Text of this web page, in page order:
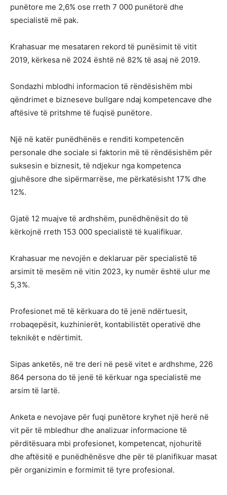
punëtore me 2,6% ose rreth 7 000 punëtorë dhe
specialistë më pak.
Krahasuar me mesataren rekord të punësimit të vitit
2019, kërkesa në 2024 është në 82% të asaj në 2019.
Sondazhi mblodhi informacion të rëndësishëm mbi
qëndrimet e bizneseve bullgare ndaj kompetencave dhe
aftësive të pritshme të fuqisë punëtore.
Një në katër punëdhënës e renditi kompetencën
personale dhe sociale si faktorin më të rëndësishëm për
suksesin e biznesit, të ndjekur nga kompetenca
gjuhësore dhe sipërmarrëse, me përkatësisht 17% dhe
12%.
Gjatë 12 muajve të ardhshëm, punëdhënësit do të
kërkojnë rreth 153 000 specialistë të kualifikuar.
Krahasuar me nevojën e deklaruar për specialistë të
arsimit të mesëm në vitin 2023, ky numër është ulur me
5,3%.
Profesionet më të kërkuara do të jenë ndërtuesit,
rrobaqepësit, kuzhinierët, kontabilistët operativë dhe
teknikët e ndërtimit.
Sipas anketës, në tre deri në pesë vitet e ardhshme, 226
864 persona do të jenë të kërkuar nga specialistë me
arsim të lartë.
Anketa e nevojave për fuqi punëtore kryhet një herë në
vit për të mbledhur dhe analizuar informacione të
përditësuara mbi profesionet, kompetencat, njohuritë
dhe aftësitë e punëdhënësve dhe për të planifikuar masat
për organizimin e formimit të tyre profesional.